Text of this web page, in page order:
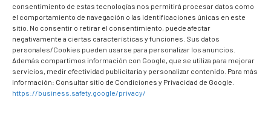
consentimiento de estas tecnologías nos permitirá procesar datos como
el comportamiento de navegación o las identificaciones únicas en este
sitio. No consentir o retirar el consentimiento, puede afectar
negativamente a ciertas características y funciones. Sus datos
personales/Cookies pueden usarse para personalizar los anuncios.
Además compartimos información con Google, que se utiliza para mejorar
servicios, medir efectividad publicitaria y personalizar contenido. Para más
información: Consultar sitio de Condiciones y Privacidad de Google.
https://business.safety.google/privacy/